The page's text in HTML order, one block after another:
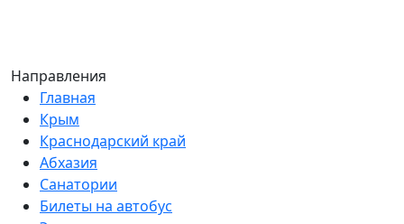
Направления
Главная
Крым
Краснодарский край
Абхазия
Санатории
Билеты на автобус